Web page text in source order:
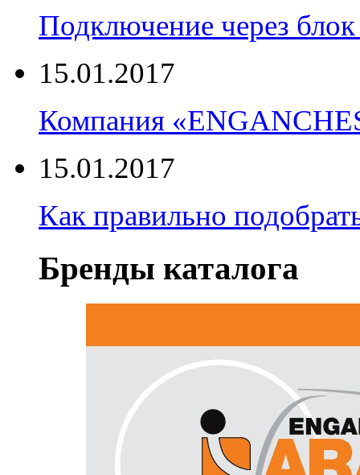
Подключение через
15.01.2017
Компания
15.01.2017
Как правильно
Бренды каталога